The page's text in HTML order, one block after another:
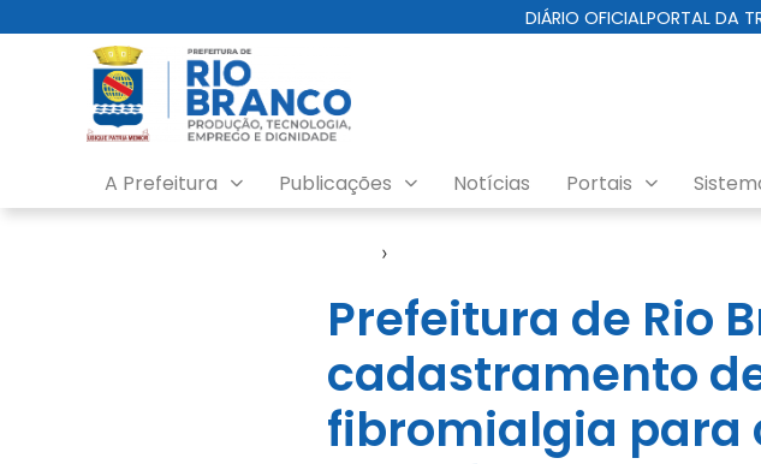
DIÁRIO OFICIALPORTAL DA
A Prefeitura Publicações Notícias Portais
›
Prefeitura de Rio
cadastramento
fibromialgia para